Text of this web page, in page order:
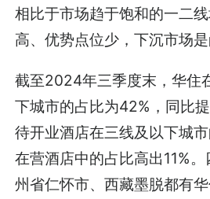
相比于市场趋于饱和的一二
高、优势点位少，下沉市场是
截至2024年三季度末，华住
下城市的占比为42%，同比
待开业酒店在三线及以下城
在营酒店中的占比高出11%
州省仁怀市、西藏墨脱都有